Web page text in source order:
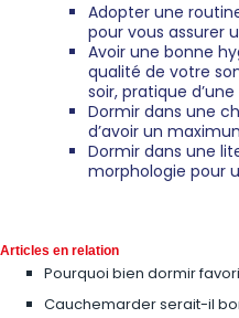
Adopter une
pour vous assurer
Avoir une bonne
qualité de votre
soir, pratique
Dormir dans une
d’avoir un
Dormir dans une
morphologie pour
Articles en relation
Pourquoi bien dormir
Cauchemarder serait-il